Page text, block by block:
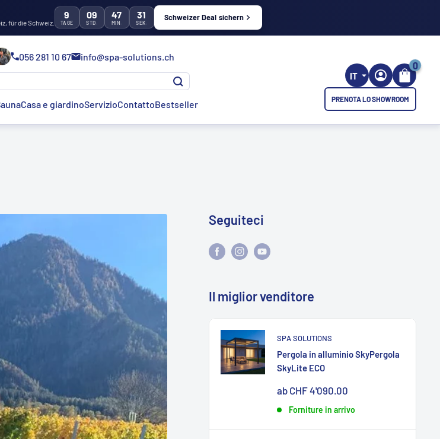
für die Schweiz.
9
TAGE
09
STD.
47
MIN.
30
SEK.
Schweizer Deal sichern
056 281 10 67 info@spa-solutions.ch
Casa e giardinoServizioContattoBestseller
IT
0
PRENOTA LO SHOWROOM
Seguiteci
Il miglior venditore
SPA SOLUTIONS
Pergola in alluminio SkyPergola
SkyLite ECO
Sonderpreis
ab CHF 4'090.00
Forniture in arrivo